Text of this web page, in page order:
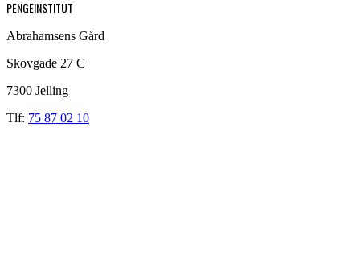
PENGEINSTITUT
Abrahamsens Gård
Skovgade 27 C
7300 Jelling
Tlf: 75 87 02 10